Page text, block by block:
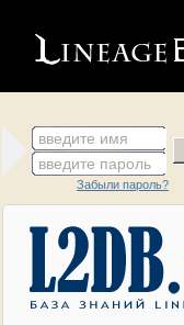
введите имя
введите пароль
Забыли пароль?